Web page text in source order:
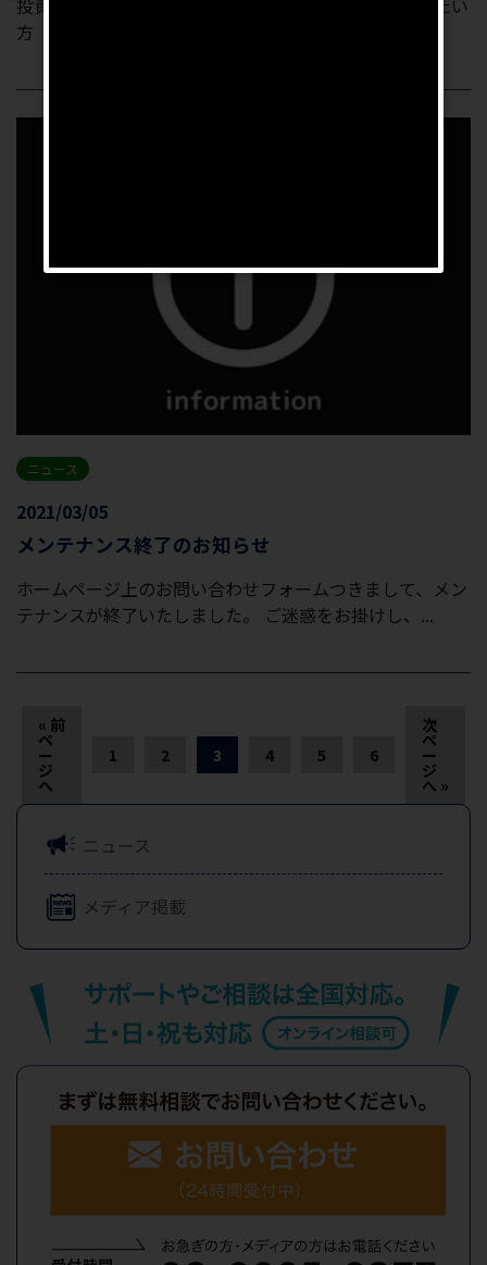
方 必見！ ＺＯＯＭなどのオンラインを使い、ご自...
ニュース
2021/03/05
メンテナンス終了のお知らせ
ホームページ上のお問い合わせフォームつきまして、メン
テナンスが終了いたしました。 ご迷惑をお掛けし、...
« 前
ペ
ー
ジ
へ
1 2 3 4 5 6
次
ペ
ー
ジ
へ »
ニュース
メディア掲載